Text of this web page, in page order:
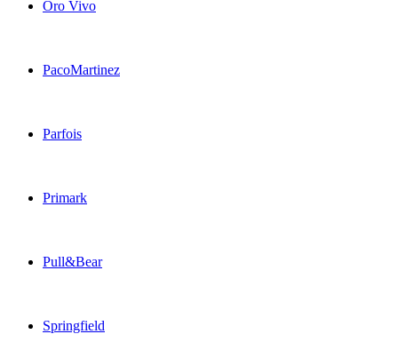
Oro Vivo
PacoMartinez
Parfois
Primark
Pull&Bear
Springfield